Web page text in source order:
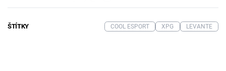
ŠTÍTKY COOL ESPORT XPG LEVANTE